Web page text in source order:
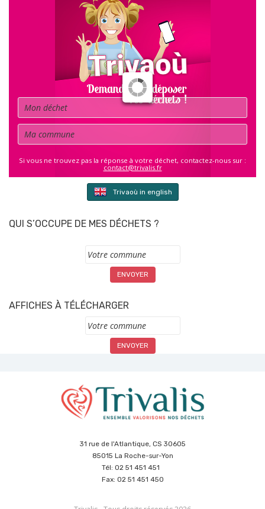
Déchet
Commune
Si vous ne trouvez pas la réponse à votre déchet, contactez-nous sur :
contact@trivalis.fr
Trivaoù in english
QUI S’OCCUPE DE MES DÉCHETS ?
Commune
AFFICHES À TÉLÉCHARGER
Commune
31 rue de l'Atlantique, CS 30605
85015 La Roche-sur-Yon
Tél: 02 51 451 451
Fax: 02 51 451 450